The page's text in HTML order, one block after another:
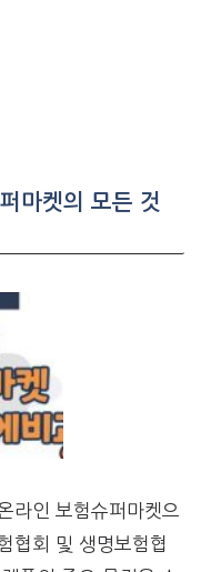
마켓의 모든 것
라인 보험슈퍼마켓으
협회 및 생명보험협